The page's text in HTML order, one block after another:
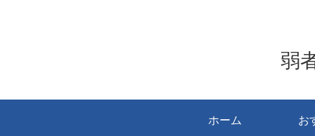
弱
ホーム お